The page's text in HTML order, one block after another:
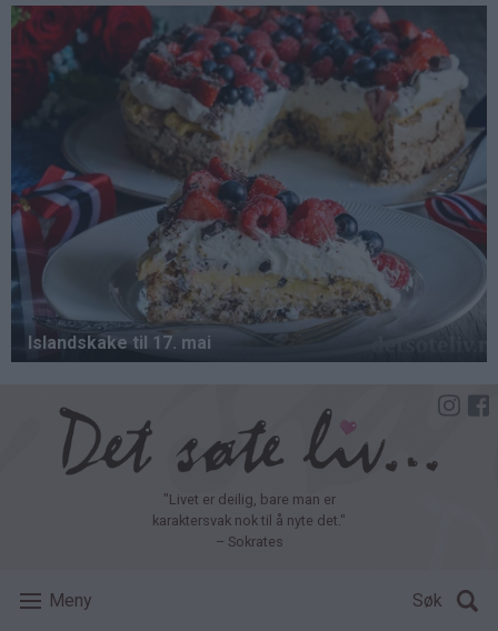
Hopp
hovedinnhold
"Livet er deilig, bare man er
karaktersvak nok til å nyte det."
– Sokrates
Meny Søk